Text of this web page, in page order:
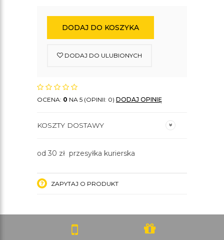
DODAJ DO KOSZYKA
DODAJ DO ULUBIONYCH
OCENA: 0 NA 5 (OPINII: 0) DODAJ OPINIĘ
KOSZTY DOSTAWY
od 30 zł przesyłka kurierska
ZAPYTAJ O PRODUKT